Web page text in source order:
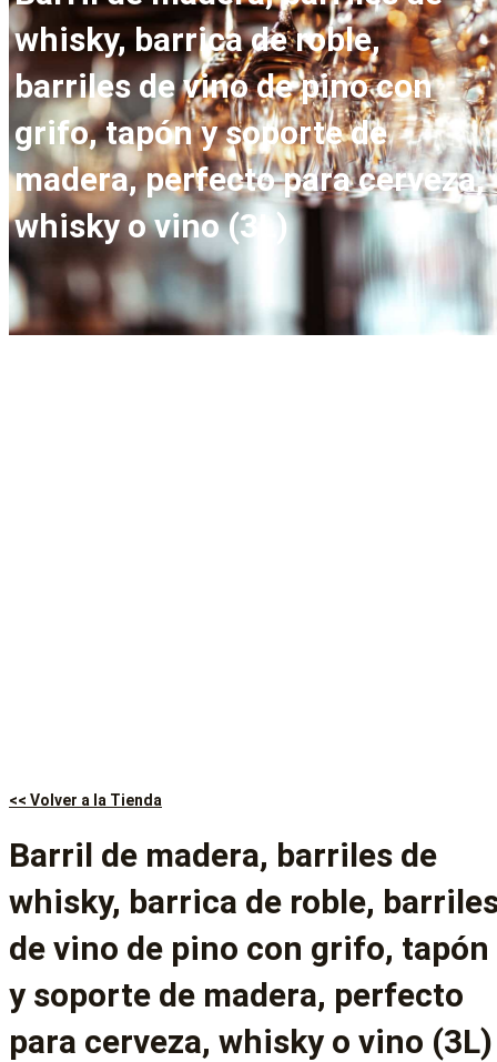
whisky, barrica de roble,
barriles de vino de pino con
grifo, tapón y soporte de
madera, perfecto para cerveza,
whisky o vino (3L)
<< Volver a la Tienda
Barril de madera, barriles de
whisky, barrica de roble,
de vino de pino con grifo, tapón
y soporte de madera, perfecto
para cerveza, whisky o vino (3L)